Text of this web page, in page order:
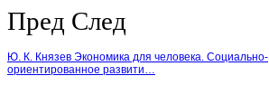
Пред След
Ю. К. Князев Экономика для человека. Социально-
ориентированное развити…